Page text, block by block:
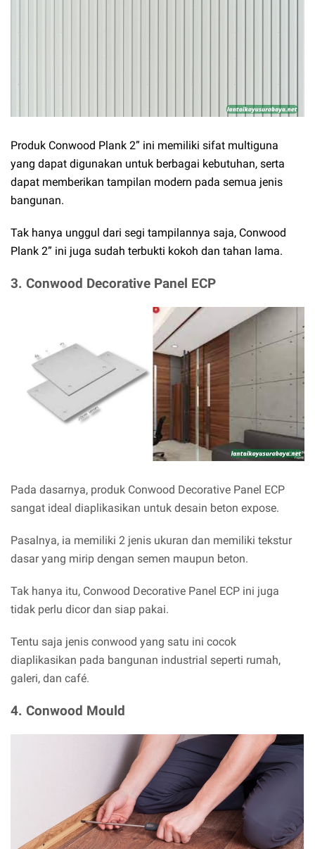
Produk Conwood Plank 2” ini memiliki sifat multiguna
yang dapat digunakan untuk berbagai kebutuhan, serta
dapat memberikan tampilan modern pada semua jenis
bangunan.
Tak hanya unggul dari segi tampilannya saja, Conwood
Plank 2” ini juga sudah terbukti kokoh dan tahan lama.
3. Conwood Decorative Panel ECP
Pada dasarnya, produk Conwood Decorative Panel ECP
sangat ideal diaplikasikan untuk desain beton expose.
Pasalnya, ia memiliki 2 jenis ukuran dan memiliki tekstur
dasar yang mirip dengan semen maupun beton.
Tak hanya itu, Conwood Decorative Panel ECP ini juga
tidak perlu dicor dan siap pakai.
Tentu saja jenis conwood yang satu ini cocok
diaplikasikan pada bangunan industrial seperti rumah,
galeri, dan café.
4. Conwood Mould